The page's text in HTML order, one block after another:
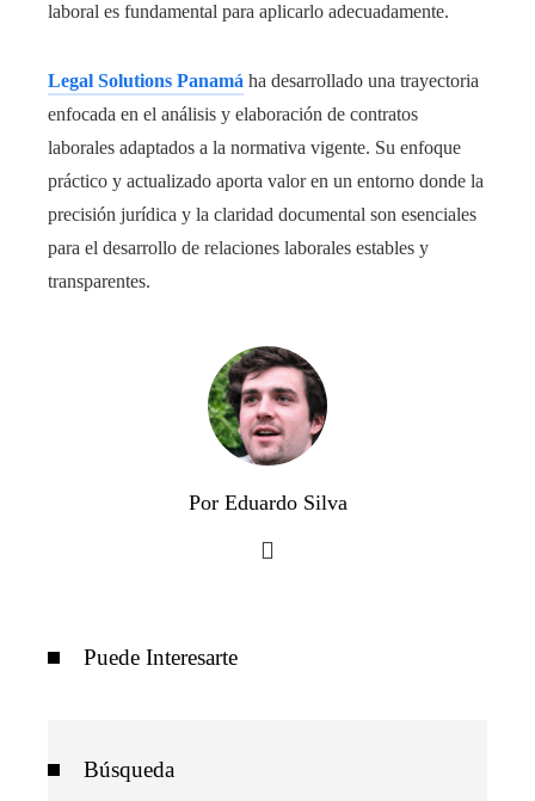
laboral es fundamental para aplicarlo adecuadamente.
Legal Solutions Panamá ha desarrollado una trayectoria
enfocada en el análisis y elaboración de contratos
laborales adaptados a la normativa vigente. Su enfoque
práctico y actualizado aporta valor en un entorno donde la
precisión jurídica y la claridad documental son esenciales
para el desarrollo de relaciones laborales estables y
transparentes.
Por Eduardo Silva
Puede Interesarte
Búsqueda